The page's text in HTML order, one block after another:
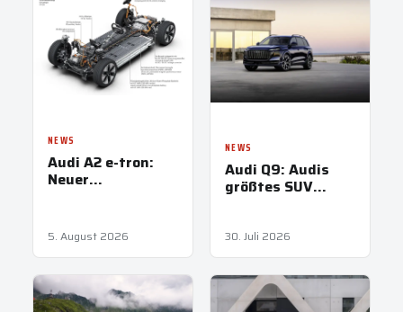
NEWS
Audi A2 e-tron:
Neuer
5. August 2026
NEWS
Audi Q9: Audis
größtes SUV
30. Juli 2026